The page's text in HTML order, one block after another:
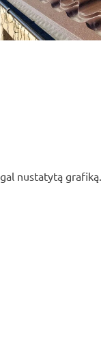
nustatytą grafiką.